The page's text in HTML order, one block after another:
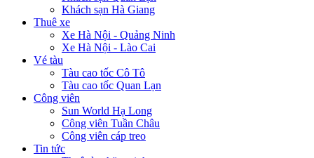
Khách sạn Hà Giang
Thuê xe
Xe Hà Nội - Quảng Ninh
Xe Hà Nội - Lào Cai
Vé tàu
Tàu cao tốc Cô Tô
Tàu cao tốc Quan Lạn
Công viên
Sun World Hạ Long
Công viên Tuần Châu
Công viên cáp treo
Tin tức